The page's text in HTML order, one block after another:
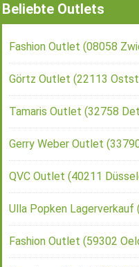
Beliebte Outlets
Fashion Outlet (08058
Görtz Outlet (22113
Tamaris Outlet (32758
Gerry Weber Outlet
QVC Outlet (40211
Ulla Popken Lagerverkauf
Fashion Outlet (59302